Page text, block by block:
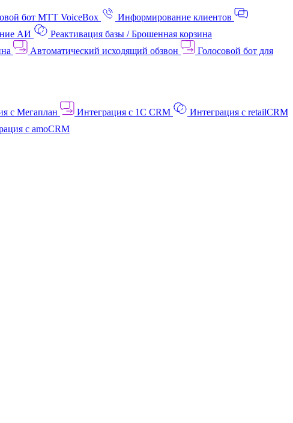
бот МТТ VoiceBox
Информирование клиентов
АИ
Реактивация базы / Брошенная корзина
Автоматический исходящий обзвон
Голосовой бот для
с Мегаплан Интеграция с 1C CRM
Интеграция с retailCRM
с amoCRM